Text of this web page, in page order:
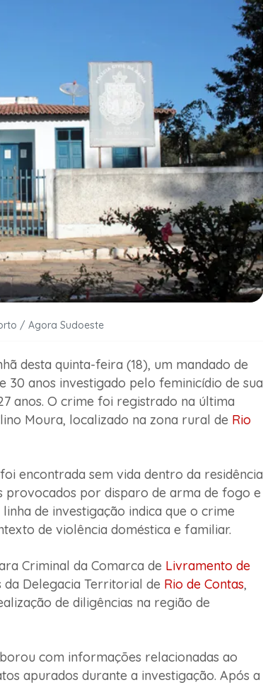
/ Agora Sudoeste
desta quinta-feira (18), um mandado de
anos investigado pelo feminicídio de sua
anos. O crime foi registrado na última
Moura, localizado na zona rural de Rio
encontrada sem vida dentro da residência
por disparo de arma de fogo e
de investigação indica que o crime
de violência doméstica e familiar.
Criminal da Comarca de Livramento de
Delegacia Territorial de Rio de Contas,
de diligências na região de
com informações relacionadas ao
apurados durante a investigação. Após a